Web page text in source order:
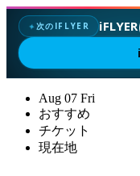
✦次のIFLYER iFLYER
Aug 07 Fri
おすすめ
チケット
現在地